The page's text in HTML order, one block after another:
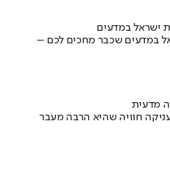
ישראל במדעים
במדעים שכבר מחכים לכם –
מדעית
חוויה שהיא הרבה מעבר